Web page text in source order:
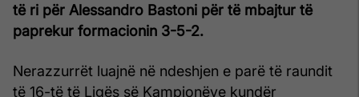
të ri për Alessandro Bastoni për të mbajtur të
paprekur formacionin 3-5-2.
Nerazzurrët luajnë në ndeshjen e parë të raundit
të 16-të të Ligës së Kampionëve kundër